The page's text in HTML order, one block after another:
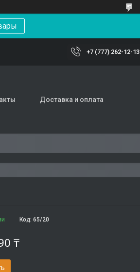
+7 (777) 262-12-13
Доставка и оплата
Код: 65/20
₸